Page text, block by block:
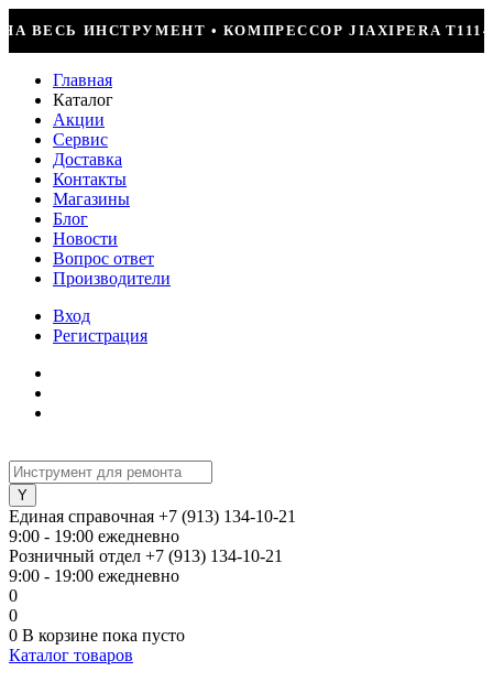
JIAXIPERA T1114YB, 170ВТ, R-600 = 2499Р
Главная
Каталог
Акции
Сервис
Доставка
Контакты
Магазины
Блог
Новости
Вопрос ответ
Производители
Вход
Регистрация
Единая справочная +7 (913) 134-10-21
9:00 - 19:00 ежедневно
Розничный отдел +7 (913) 134-10-21
9:00 - 19:00 ежедневно
0
0
0 В корзине пока пусто
Каталог товаров